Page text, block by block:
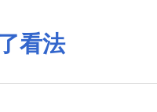
看法